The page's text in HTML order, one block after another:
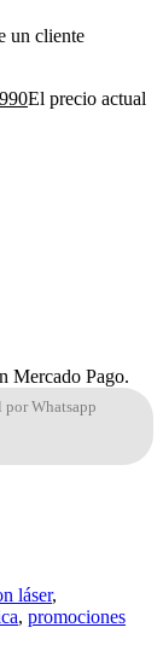
un cliente
El precio actual
Mercado Pago.
por Whatsapp
láser,
, promociones